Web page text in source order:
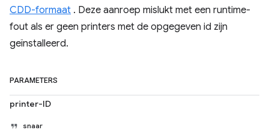
CDD-formaat . Deze aanroep mislukt met een runtime-
fout als er geen printers met de opgegeven id zijn
geïnstalleerd.
PARAMETERS
printer-ID
snaar